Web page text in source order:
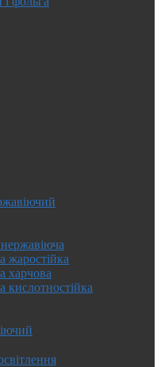
жаростійка
харчова
кислотностійка